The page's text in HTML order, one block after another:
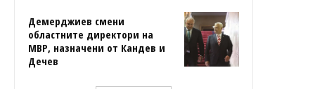
Демерджиев смени
областните директори на
МВР, назначени от Кандев и
Дечев